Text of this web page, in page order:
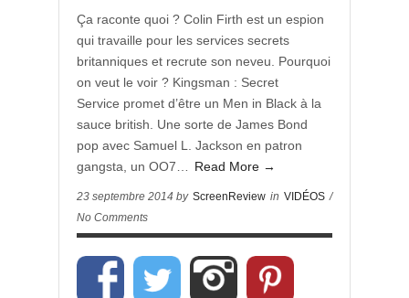
Ça raconte quoi ? Colin Firth est un espion
qui travaille pour les services secrets
britanniques et recrute son neveu. Pourquoi
on veut le voir ? Kingsman : Secret
Service promet d’être un Men in Black à la
sauce british. Une sorte de James Bond
pop avec Samuel L. Jackson en patron
gangsta, un OO7…
Read More →
23 septembre 2014 by ScreenReview in VIDÉOS /
No Comments